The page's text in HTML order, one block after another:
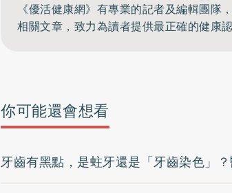
《優活健康網》有專業的記者及編輯團
相關文章，致力為讀者提供最正確的健康
你可能還會想看
牙齒有黑點，是蛀牙還是「牙齒染色」